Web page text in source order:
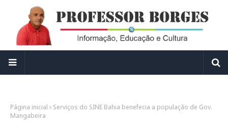
Página inicial
Serviços do SINE Bahia benefecia a população de Gov.
Mangabeira